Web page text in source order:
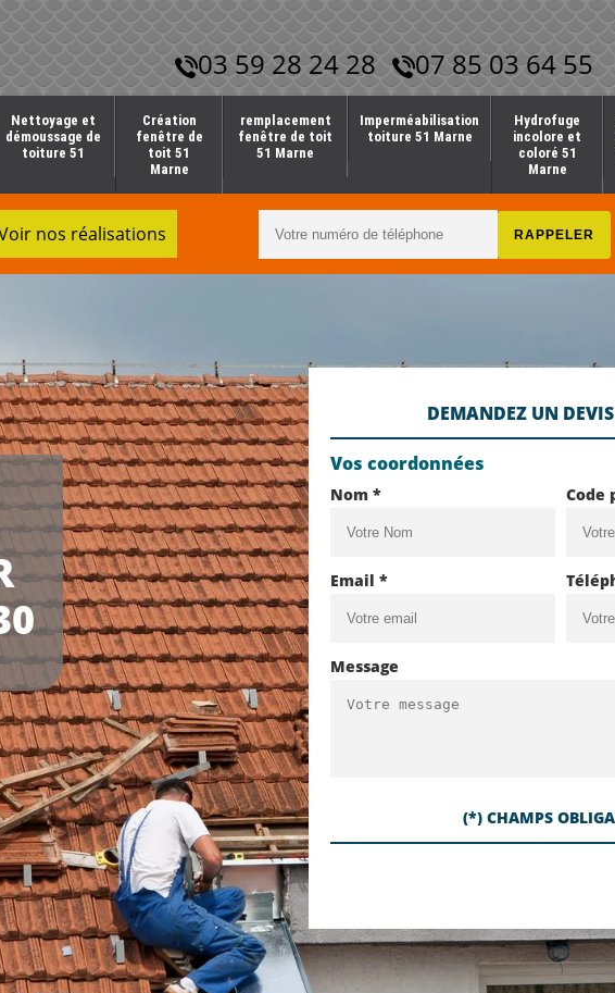
03 59 28 24 28 07 85 03 64 55
Nettoyage et
démoussage de
toiture 51
Création
fenêtre de
toit 51
Marne
remplacement
fenêtre de toit
51 Marne
Imperméabilisation
toiture 51 Marne
Hydrofuge
incolore et
coloré 51
Marne
nos réalisations
DEMANDEZ UN
Vos coordonnées
Nom * Code
Email *
Message
(*) CHAMPS